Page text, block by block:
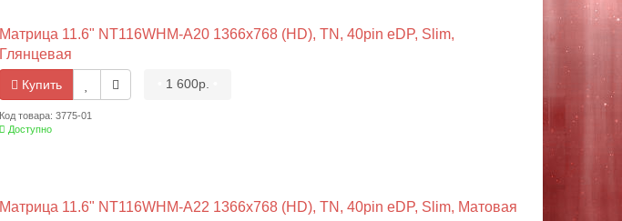
Матрица 11.6" NT116WHM-A20 1366x768 (HD), TN, 40pin eDP, Slim,
Глянцевая
Купить 1 600р.
Код товара: 3775-01
Доступно
Матрица 11.6" NT116WHM-A22 1366x768 (HD), TN, 40pin eDP, Slim, Матовая